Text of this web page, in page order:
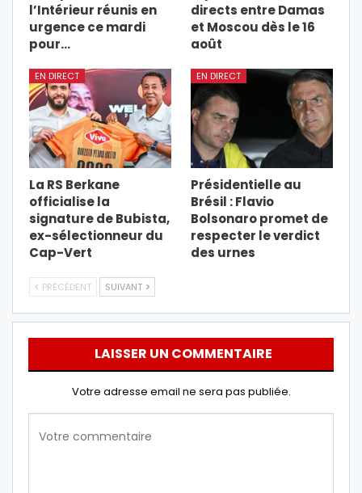
l’Intérieur réunis en
urgence ce mardi
pour…
directs entre Damas
et Moscou dès le 16
août
EN DIRECT
La RS Berkane
officialise la
signature de Bubista,
ex-sélectionneur du
Cap-Vert
EN DIRECT
Présidentielle au
Brésil : Flavio
Bolsonaro promet de
respecter le verdict
des urnes
PRÉCÉDENT SUIVANT
LAISSER UN COMMENTAIRE
Votre adresse email ne sera pas publiée.